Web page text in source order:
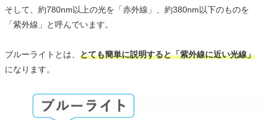
そして、約780nm以上の光を「赤外線」、約380nm以下のものを
「紫外線」と呼んでいます。
ブルーライトとは、 とても簡単に説明すると「紫外線に近い光線」
になります。